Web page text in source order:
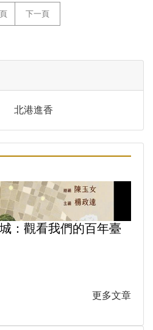
下一頁
北港進香
：觀看我們的百年臺
更多文章